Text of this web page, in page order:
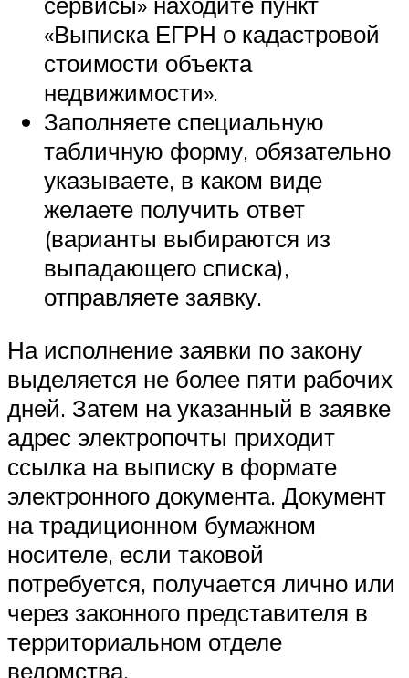
«Выписка ЕГРН о кадастровой
стоимости объекта
недвижимости».
Заполняете специальную
табличную форму, обязательно
указываете, в каком виде
желаете получить ответ
(варианты выбираются из
выпадающего списка),
отправляете заявку.
На исполнение заявки по закону
выделяется не более пяти рабочих
дней. Затем на указанный в заявке
адрес электропочты приходит
ссылка на выписку в формате
электронного документа. Документ
на традиционном бумажном
носителе, если таковой
потребуется, получается лично или
через законного представителя в
территориальном отделе
ведомства.